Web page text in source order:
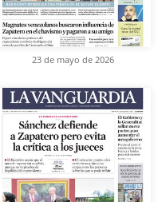
23 de mayo de 2026